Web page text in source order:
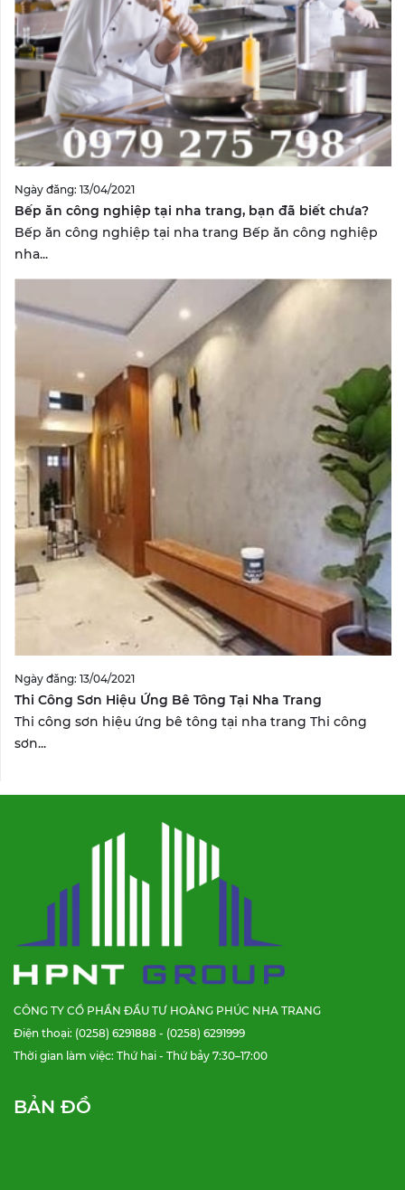
Ngày đăng: 13/04/2021
Bếp ăn công nghiệp tại nha trang, bạn đã biết chưa?
Bếp ăn công nghiệp tại nha trang Bếp ăn công nghiệp
nha...
Ngày đăng: 13/04/2021
Thi Công Sơn Hiệu Ứng Bê Tông Tại Nha Trang
Thi công sơn hiệu ứng bê tông tại nha trang Thi công
sơn...
CÔNG TY CỔ PHẦN ĐẦU TƯ HOÀNG PHÚC NHA TRANG
Điện thoại: (0258) 6291888 - (0258) 6291999
Thời gian làm việc: Thứ hai - Thứ bảy 7:30–17:00
BẢN ĐỒ